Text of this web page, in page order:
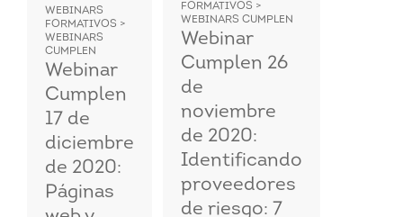
WEBINARS
FORMATIVOS >
WEBINARS
CUMPLEN
Webinar
Cumplen
17 de
diciembre
de 2020:
Páginas
FORMATIVOS >
WEBINARS CUMPLEN
Webinar
Cumplen 26
de
noviembre
de 2020:
Identificando
proveedores
de riesgo: 7